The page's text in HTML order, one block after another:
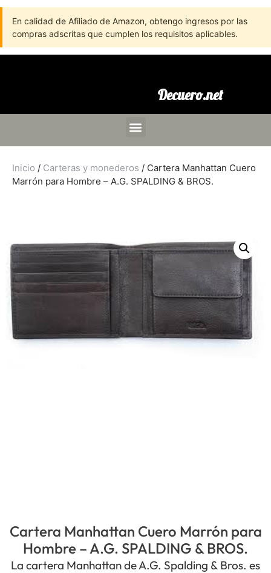
En calidad de Afiliado de Amazon, obtengo ingresos por las
compras adscritas que cumplen los requisitos aplicables.
Decuero.net
Inicio / Carteras y monederos / Cartera Manhattan Cuero
Marrón para Hombre – A.G. SPALDING & BROS.
Cartera Manhattan Cuero Marrón para
Hombre – A.G. SPALDING & BROS.
La cartera Manhattan de A.G. Spalding & Bros. es